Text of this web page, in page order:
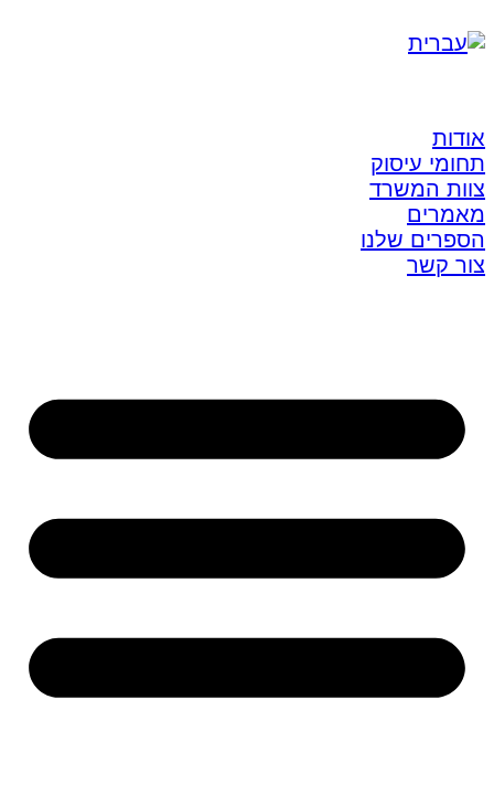
אודות
תחומי עיסוק
צוות המשרד
מאמרים
הספרים שלנו
צור קשר